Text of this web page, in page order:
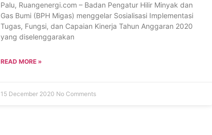
Palu, Ruangenergi.com – Badan Pengatur Hilir Minyak dan
Gas Bumi (BPH Migas) menggelar Sosialisasi Implementasi
Tugas, Fungsi, dan Capaian Kinerja Tahun Anggaran 2020
yang diselenggarakan
READ MORE »
15 December 2020 No Comments